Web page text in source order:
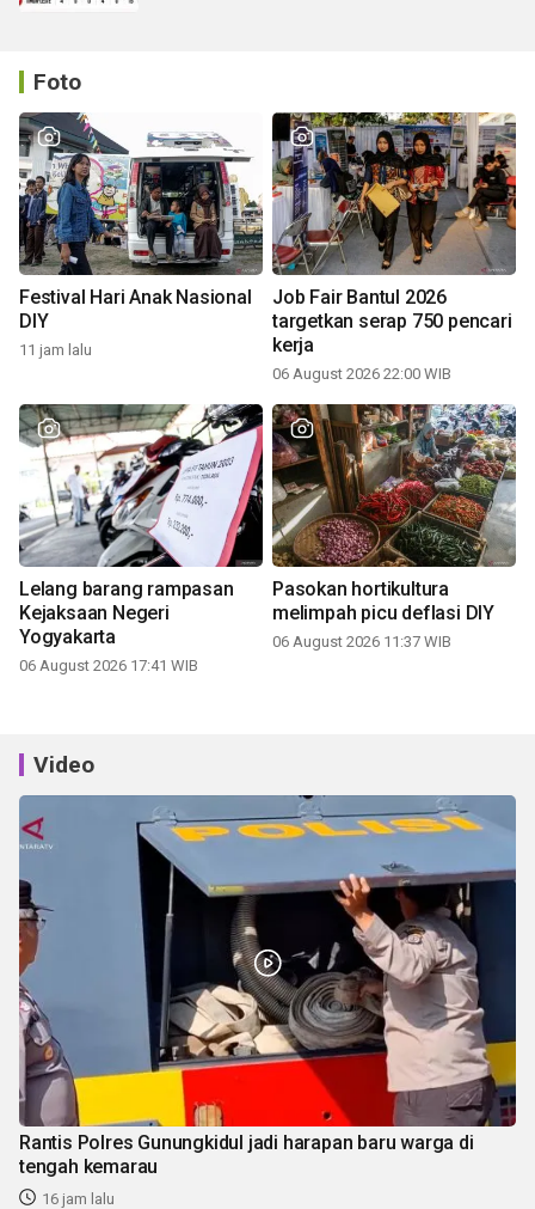
Foto
Festival Hari Anak Nasional
DIY
11 jam lalu
Job Fair Bantul 2026
targetkan serap 750 pencari
kerja
06 August 2026 22:00 WIB
Lelang barang rampasan
Kejaksaan Negeri
Yogyakarta
06 August 2026 17:41 WIB
Pasokan hortikultura
melimpah picu deflasi DIY
06 August 2026 11:37 WIB
Video
Rantis Polres Gunungkidul jadi harapan baru warga di
tengah kemarau
16 jam lalu